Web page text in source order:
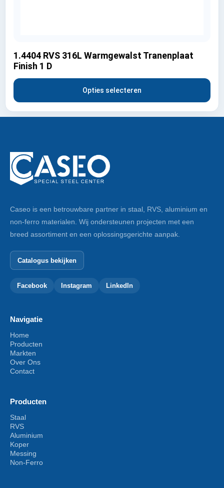
1.4404 RVS 316L Warmgewalst Tranenplaat
Finish 1 D
Opties selecteren
Caseo is een betrouwbare partner in staal, RVS, aluminium en
non-ferro materialen. Wij ondersteunen projecten met een
breed assortiment en een oplossingsgerichte aanpak.
Catalogus bekijken
Facebook Instagram LinkedIn
Navigatie
Home
Producten
Markten
Over Ons
Contact
Producten
Staal
RVS
Aluminium
Koper
Messing
Non-Ferro